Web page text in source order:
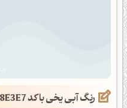
رنگ آبی یخی با کد D8E3E7